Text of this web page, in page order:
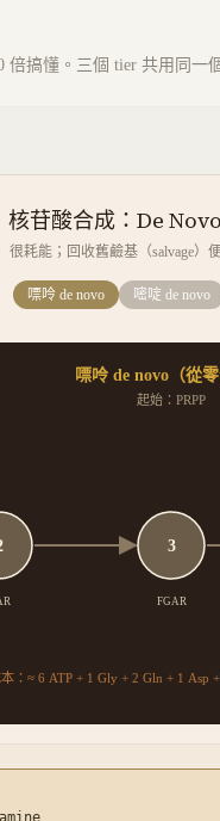
搞懂。三個 tier 共用同一
核苷酸合成：De
很耗能；回收舊鹼基（salvage）
嘌呤 de novo 嘧啶 de novo
嘌呤 de novo（從零
起始： PRPP
3
FGAR
： ≈ 6 ATP + 1 Gly + 2 Gln + 1 Asp